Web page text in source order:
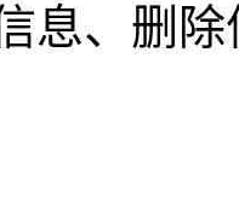
息、删